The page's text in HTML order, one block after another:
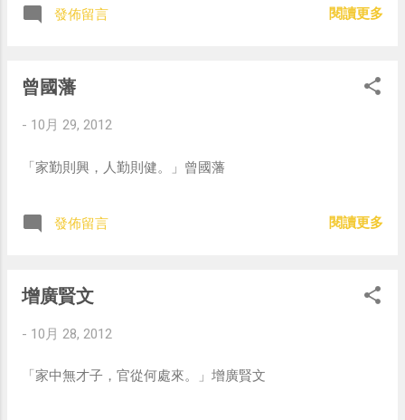
發佈留言 閱讀更多
曾國藩
- 10月 29, 2012
「家勤則興，人勤則健。」曾國藩
發佈留言 閱讀更多
增廣賢文
- 10月 28, 2012
「家中無才子，官從何處來。」增廣賢文